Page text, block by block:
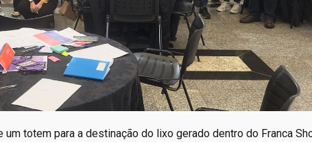
totem para a destinação do lixo gerado dentro do Franca